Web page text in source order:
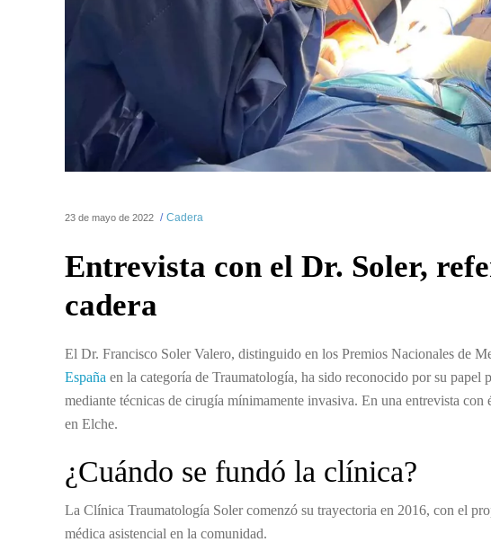
23 de mayo de 2022 Cadera
Entrevista con el Dr. Soler,
cadera
El Dr. Francisco Soler Valero, distinguido en los Premios Nacionales de
España en la categoría de Traumatología, ha sido reconocido por su papel
mediante técnicas de cirugía mínimamente invasiva. En una entrevista
en Elche.
¿Cuándo se fundó la clínica?
La Clínica Traumatología Soler comenzó su trayectoria en 2016, con el
médica asistencial en la comunidad.